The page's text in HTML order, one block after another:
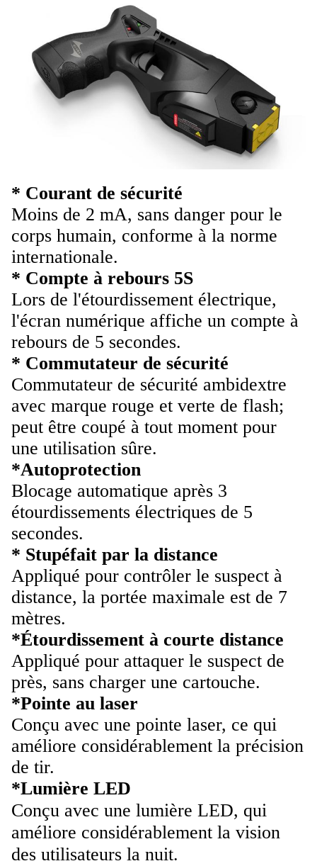
* Courant de sécurité
Moins de 2 mA, sans danger pour le
corps humain, conforme à la norme
internationale.
* Compte à rebours 5S
Lors de l'étourdissement électrique,
l'écran numérique affiche un compte à
rebours de 5 secondes.
* Commutateur de sécurité
Commutateur de sécurité ambidextre
avec marque rouge et verte de flash;
peut être coupé à tout moment pour
une utilisation sûre.
*Autoprotection
Blocage automatique après 3
étourdissements électriques de 5
secondes.
* Stupéfait par la distance
Appliqué pour contrôler le suspect à
distance, la portée maximale est de 7
mètres.
*Étourdissement à courte distance
Appliqué pour attaquer le suspect de
près, sans charger une cartouche.
*Pointe au laser
Conçu avec une pointe laser, ce qui
améliore considérablement la précision
de tir.
*Lumière LED
Conçu avec une lumière LED, qui
améliore considérablement la vision
des utilisateurs la nuit.